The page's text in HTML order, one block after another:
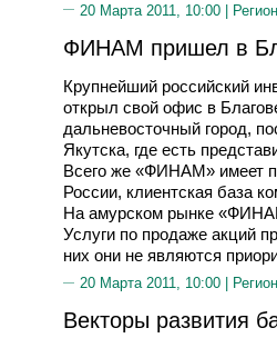
20 Марта 2011, 10:00 |
ФИНАМ пришел в
Крупнейший российский
открыл свой офис в
дальневосточный город,
Якутска, где есть
Всего же «ФИНАМ» имеет
России, клиентская база
На амурском рынке
Услуги по продаже акций
них они не являются
20 Марта 2011, 10:00 |
Векторы развития